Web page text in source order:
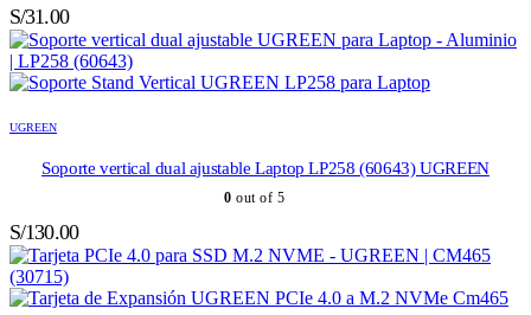
S/31.00
UGREEN
Soporte vertical dual ajustable Laptop LP258 (60643) UGREEN
0 out of 5
S/130.00